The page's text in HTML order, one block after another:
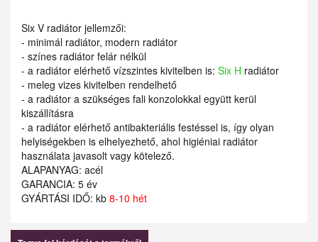
Six V radiátor jellemzői:
- minimál radiátor, modern radiátor
- színes radiátor felár nélkül
- a radiátor elérhető vízszintes kivitelben is: Six H radiátor
- meleg vizes kivitelben rendelhető
- a radiátor a szükséges fali konzolokkal együtt kerül
kiszállításra
- a radiátor elérhető antibakteriális festéssel is, így olyan
helyiségekben is elhelyezhető, ahol higiéniai radiátor
használata javasolt vagy kötelező.
ALAPANYAG: acél
GARANCIA: 5 év
GYÁRTÁSI IDŐ: kb 8-10 hét